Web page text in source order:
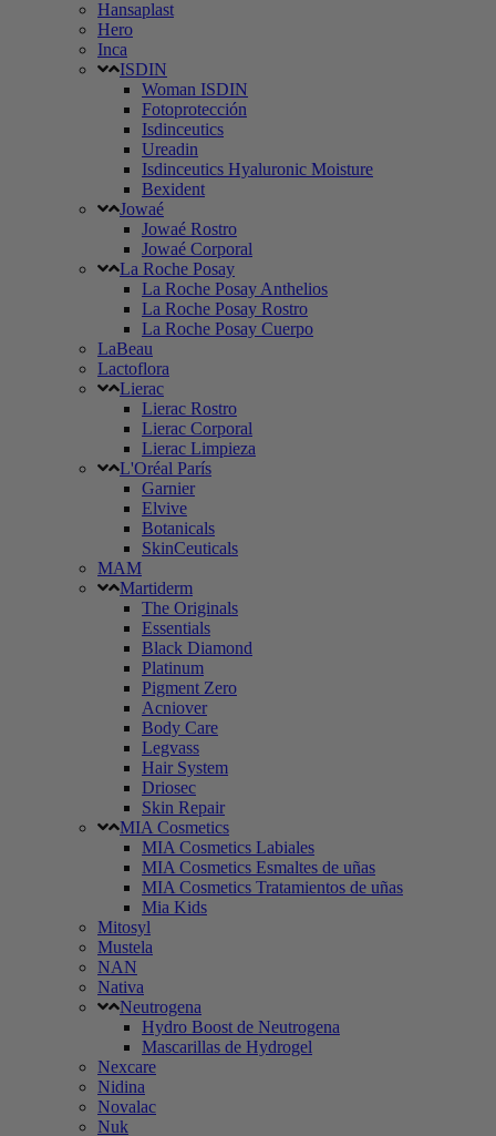
Hansaplast
Hero
Inca
ISDIN
Woman ISDIN
Fotoprotección
Isdinceutics
Ureadin
Isdinceutics Hyaluronic Moisture
Bexident
Jowaé
Jowaé Rostro
Jowaé Corporal
La Roche Posay
La Roche Posay Anthelios
La Roche Posay Rostro
La Roche Posay Cuerpo
LaBeau
Lactoflora
Lierac
Lierac Rostro
Lierac Corporal
Lierac Limpieza
L'Oréal París
Garnier
Elvive
Botanicals
SkinCeuticals
MAM
Martiderm
The Originals
Essentials
Black Diamond
Platinum
Pigment Zero
Acniover
Body Care
Legvass
Hair System
Driosec
Skin Repair
MIA Cosmetics
MIA Cosmetics Labiales
MIA Cosmetics Esmaltes de uñas
MIA Cosmetics Tratamientos de uñas
Mia Kids
Mitosyl
Mustela
NAN
Nativa
Neutrogena
Hydro Boost de Neutrogena
Mascarillas de Hydrogel
Nexcare
Nidina
Novalac
Nuk